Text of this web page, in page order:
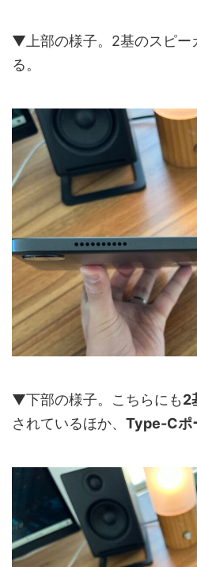
▼上部の様子。2基のスピー
る。
▼下部の様子。こちらにも2
されているほか、 Type-Cポ